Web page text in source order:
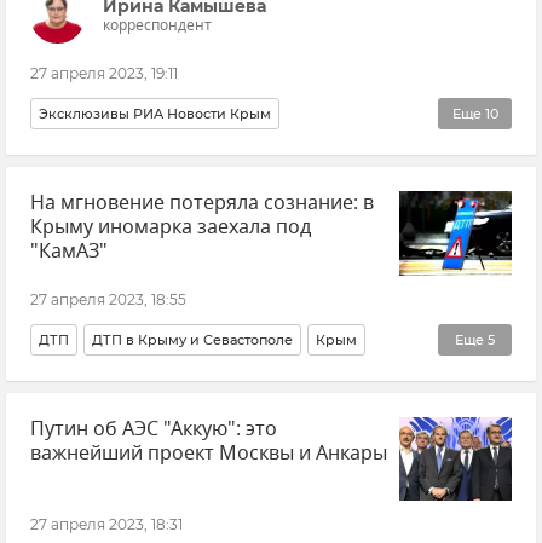
Ирина Камышева
корреспондент
27 апреля 2023, 19:11
Еще 10
Эксклюзивы РИА Новости Крым
Красная книга России Красная книга Крыма
Мнения Крым Экология Наталия Мильчакова
ИнБЮМ
На мгновение потеряла сознание: в
Крыму иномарка заехала под
"КамАЗ"
27 апреля 2023, 18:55
Еще 5
ДТП ДТП в Крыму и Севастополе Крым
Трасса Таврида Происшествия
Крым в истории: секреты, факты, фото
Путин об АЭС "Аккую": это
важнейший проект Москвы и Анкары
27 апреля 2023, 18:31